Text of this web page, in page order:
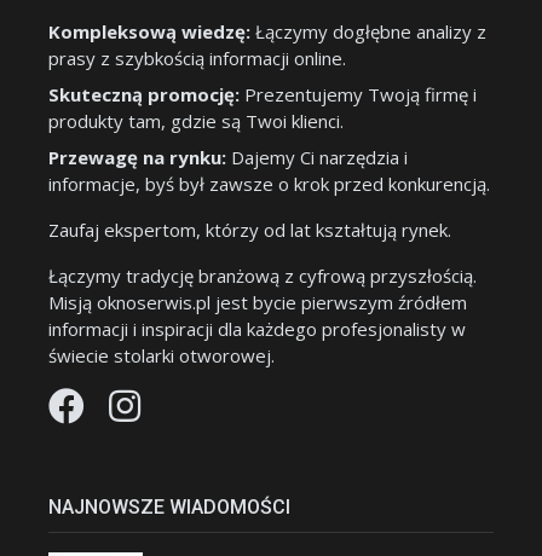
Kompleksową wiedzę: Łączymy dogłębne analizy z
prasy z szybkością informacji online.
Skuteczną promocję: Prezentujemy Twoją firmę i
produkty tam, gdzie są Twoi klienci.
Przewagę na rynku: Dajemy Ci narzędzia i
informacje, byś był zawsze o krok przed konkurencją.
Zaufaj ekspertom, którzy od lat kształtują rynek.
Łączymy tradycję branżową z cyfrową przyszłością.
Misją oknoserwis.pl jest bycie pierwszym źródłem
informacji i inspiracji dla każdego profesjonalisty w
świecie stolarki otworowej.
NAJNOWSZE WIADOMOŚCI